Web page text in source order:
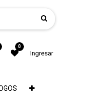
0
Ingresar